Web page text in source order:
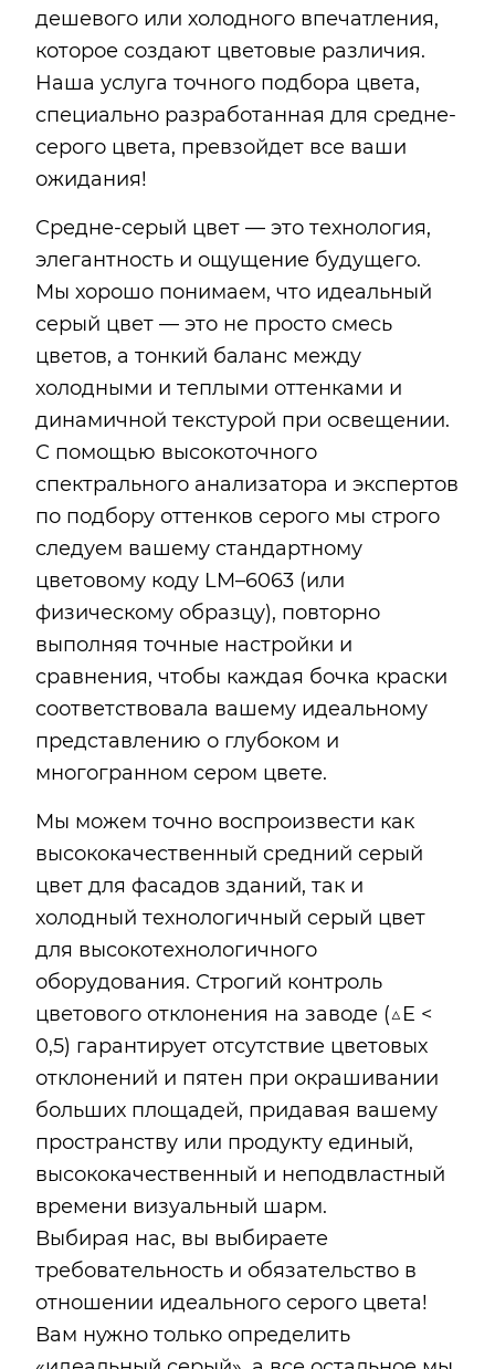
дешевого или холодного впечатления,
которое создают цветовые различия.
Наша услуга точного подбора цвета,
специально разработанная для средне-
серого цвета, превзойдет все ваши
ожидания!
Средне-серый цвет — это технология,
элегантность и ощущение будущего.
Мы хорошо понимаем, что идеальный
серый цвет — это не просто смесь
цветов, а тонкий баланс между
холодными и теплыми оттенками и
динамичной текстурой при освещении.
С помощью высокоточного
спектрального анализатора и экспертов
по подбору оттенков серого мы строго
следуем вашему стандартному
цветовому коду LM–6063 (или
физическому образцу), повторно
выполняя точные настройки и
сравнения, чтобы каждая бочка краски
соответствовала вашему идеальному
представлению о глубоком и
многогранном сером цвете.
Мы можем точно воспроизвести как
высококачественный средний серый
цвет для фасадов зданий, так и
холодный технологичный серый цвет
для высокотехнологичного
оборудования. Строгий контроль
цветового отклонения на заводе (△E <
0,5) гарантирует отсутствие цветовых
отклонений и пятен при окрашивании
больших площадей, придавая вашему
пространству или продукту единый,
высококачественный и неподвластный
времени визуальный шарм.
Выбирая нас, вы выбираете
требовательность и обязательство в
отношении идеального серого цвета!
Вам нужно только определить